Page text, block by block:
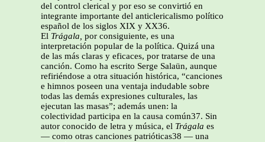
del control clerical y por eso se convirtió en
integrante importante del anticlericalismo político
español de los siglos XIX y XX36.
El Trágala, por consiguiente, es una
interpretación popular de la política. Quizá una
de las más claras y eficaces, por tratarse de una
canción. Como ha escrito Serge Salaün, aunque
refiriéndose a otra situación histórica, “canciones
e himnos poseen una ventaja indudable sobre
todas las demás expresiones culturales, las
ejecutan las masas”; además unen: la
colectividad participa en la causa común37. Sin
autor conocido de letra y música, el Trágala es
— como otras canciones patrióticas38 — una